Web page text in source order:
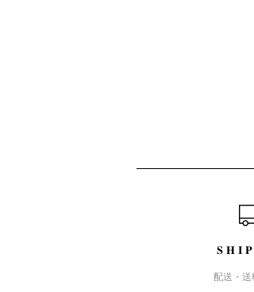
配送・送